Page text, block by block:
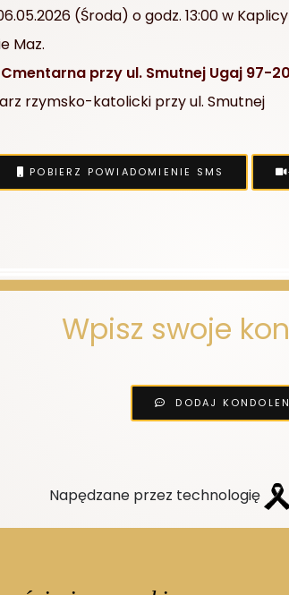
(Środa) o godz. 13:00 w
Maz.
przy ul. Smutnej Ugaj 97-
rzymsko-katolicki przy ul. Smutnej
POBIERZ POWIADOMIENIE SMS
Wpisz swoje
DODAJ
Napędzane przez technologię